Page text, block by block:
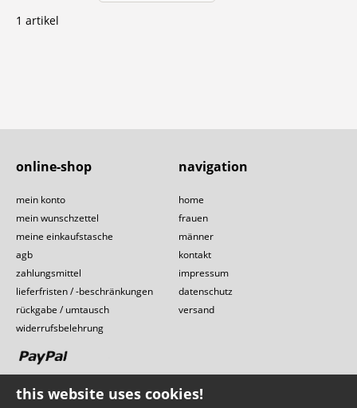
1 artikel
navigation
home
frauen
männer
kontakt
impressum
datenschutz
versand
online-shop
mein konto
mein wunschzettel
meine einkaufstasche
agb
zahlungsmittel
lieferfristen / -beschränkungen
rückgabe / umtausch
widerrufsbelehrung
this website uses cookies!